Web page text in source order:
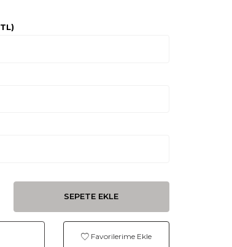
SEPETE EKLE
Favorilerime Ekle